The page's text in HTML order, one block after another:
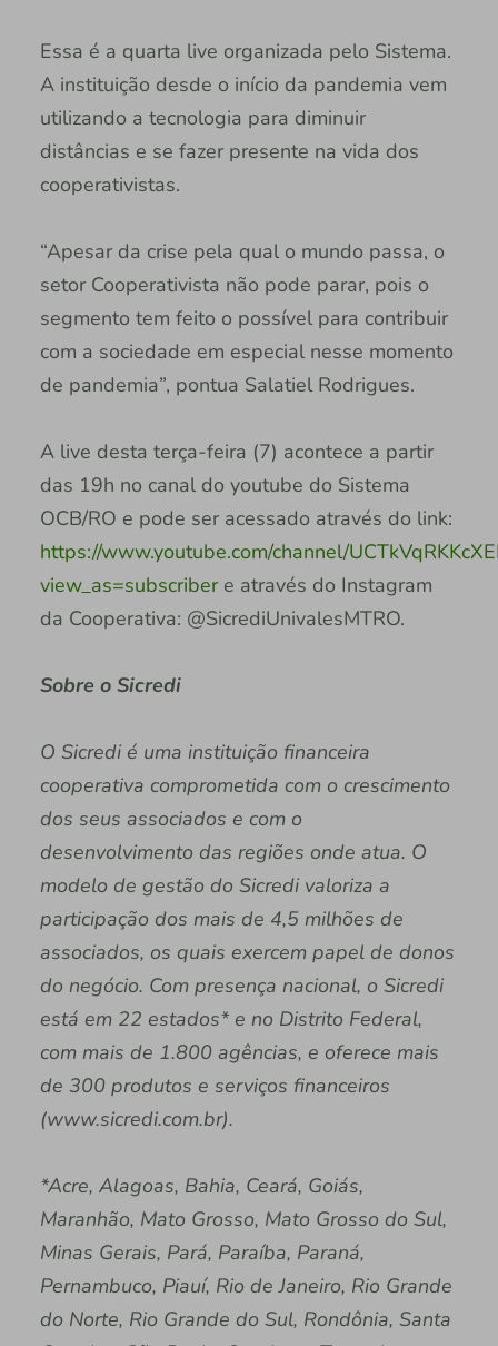
Essa é a quarta live organizada pelo Sistema.
A instituição desde o início da pandemia vem
utilizando a tecnologia para diminuir
distâncias e se fazer presente na vida dos
cooperativistas.
“Apesar da crise pela qual o mundo passa, o
setor Cooperativista não pode parar, pois o
segmento tem feito o possível para contribuir
com a sociedade em especial nesse momento
de pandemia”, pontua Salatiel Rodrigues.
A live desta terça-feira (7) acontece a partir
das 19h no canal do youtube do Sistema
OCB/RO e pode ser acessado através do link:
https://www.youtube.com/channel/
view_as=subscribere através do Instagram
da Cooperativa: @SicrediUnivalesMTRO.
Sobre o Sicredi
O Sicredi é uma instituição financeira
cooperativa comprometida com o crescimento
dos seus associados e com o
desenvolvimento das regiões onde atua. O
modelo de gestão do Sicredi valoriza a
participação dos mais de 4,5 milhões de
associados, os quais exercem papel de donos
do negócio. Com presença nacional, o Sicredi
está em 22 estados* e no Distrito Federal,
com mais de 1.800 agências, e oferece mais
de 300 produtos e serviços financeiros
(www.sicredi.com.br).
*Acre, Alagoas, Bahia, Ceará, Goiás,
Maranhão, Mato Grosso, Mato Grosso do Sul,
Minas Gerais, Pará, Paraíba, Paraná,
Pernambuco, Piauí, Rio de Janeiro, Rio Grande
do Norte, Rio Grande do Sul, Rondônia, Santa